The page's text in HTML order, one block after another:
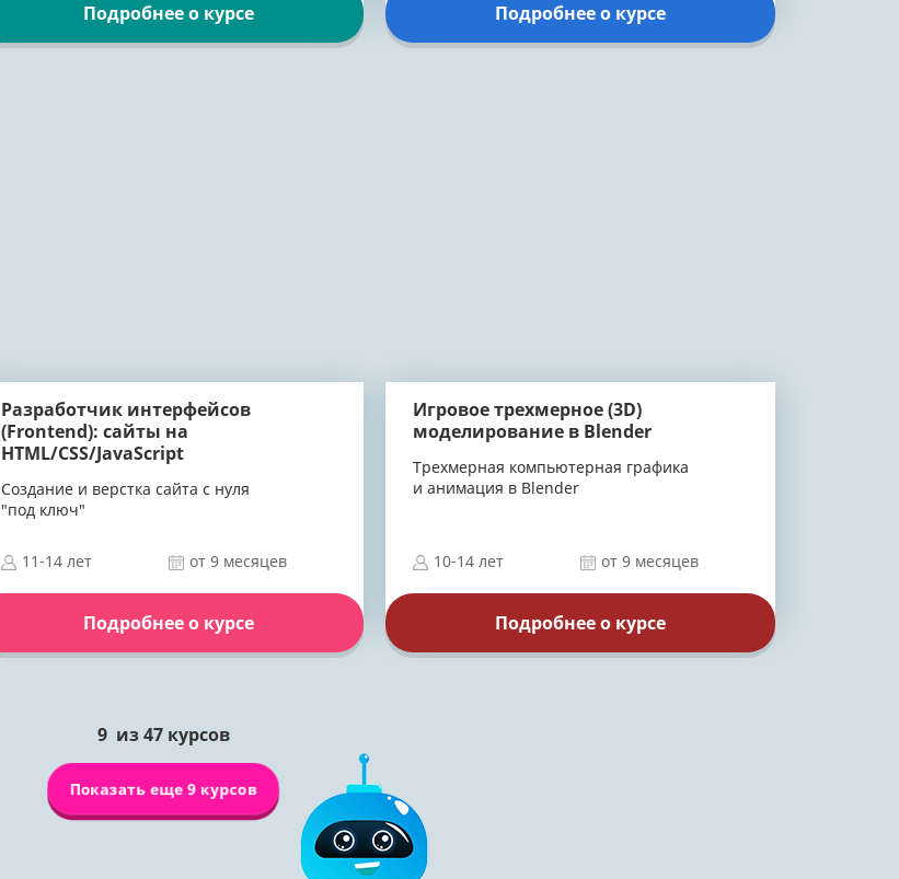
Подробнее о курсе Подробнее о курсе
Разработчик интерфейсов
(Frontend): сайты на
HTML/CSS/JavaScript
Создание и верстка сайта с нуля
"под ключ"
11-14 лет от 9 месяцев
Подробнее о курсе
Игровое трехмерное (3D)
моделирование в Blender
Трехмерная компьютерная графика
и анимация в Blender
10-14 лет от 9 месяцев
Подробнее о курсе
9из47курсов
Показать еще 9 курсов